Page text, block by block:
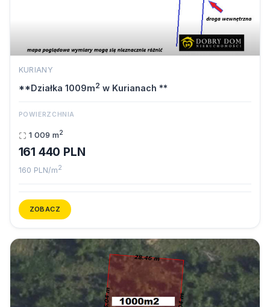
KURIANY
**Działka 1009m2 w Kurianach **
POWIERZCHNIA
1 009 m2
161 440 PLN
160 PLN/m2
ZOBACZ